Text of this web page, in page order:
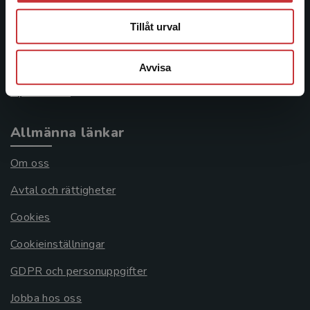
Tillåt urval
Avvisa
046-31 21 00
Frågor och svar
Systemkrav
Allmänna länkar
Om oss
Avtal och rättigheter
Cookies
Cookieinställningar
GDPR och personuppgifter
Jobba hos oss